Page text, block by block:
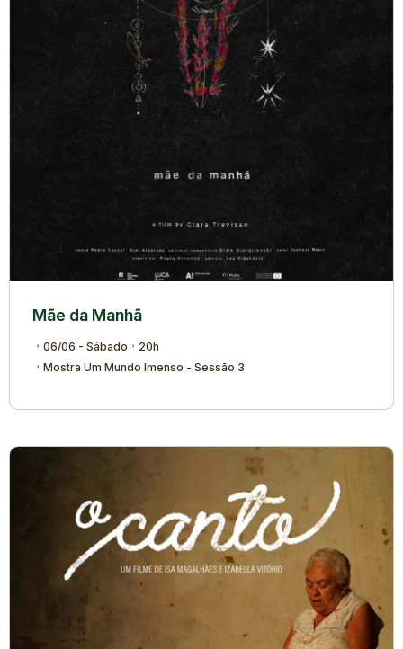
Mãe da Manhã
06/06 - Sábado
20h
Mostra Um Mundo Imenso - Sessão 3